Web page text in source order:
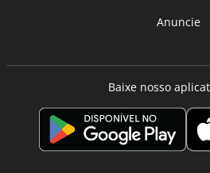
Anuncie
Baixe nosso